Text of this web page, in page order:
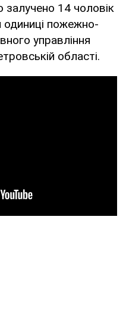
залучено 14 чоловік
одиниці пожежно-
управління
області.